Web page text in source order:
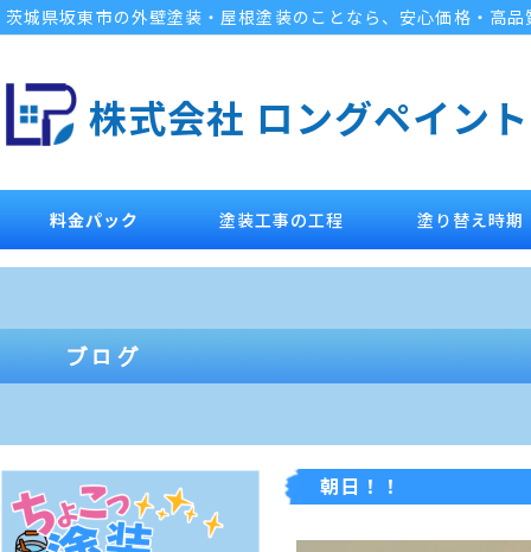
茨城県坂東市の外壁塗装・屋根塗装のことなら、安心価格・高
株式会社 ロングペイント
料金パック 塗装工事の工程 塗り替え時期
朝日！！